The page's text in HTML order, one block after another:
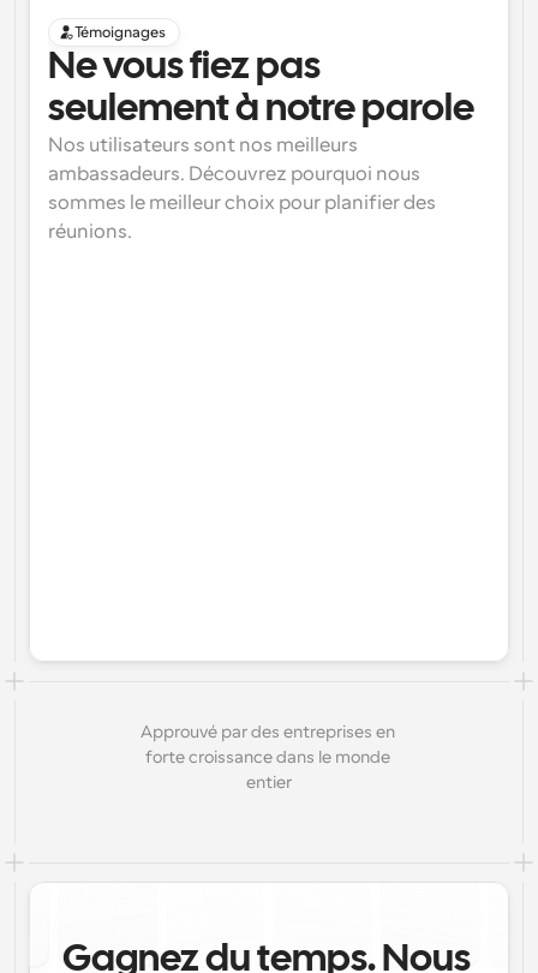
Témoignages
Ne vous fiez pas
seulement à notre parole
Nos utilisateurs sont nos meilleurs
ambassadeurs. Découvrez pourquoi nous
sommes le meilleur choix pour planifier des
réunions.
Approuvé par des entreprises en
forte croissance dans le monde
entier
Gagnez du temps. Nous